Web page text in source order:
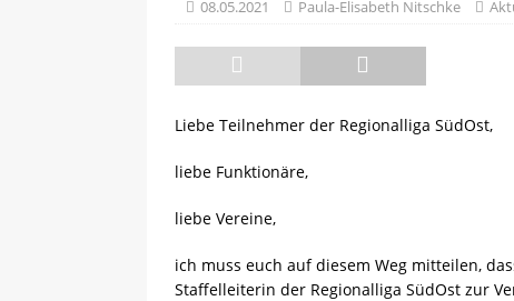
08.05.2021 Paula-Elisabeth Nitschke
Liebe Teilnehmer der Regionalliga SüdOst,
liebe Funktionäre,
liebe Vereine,
ich muss euch auf diesem Weg mitteilen,
Staffelleiterin der Regionalliga SüdOst zur